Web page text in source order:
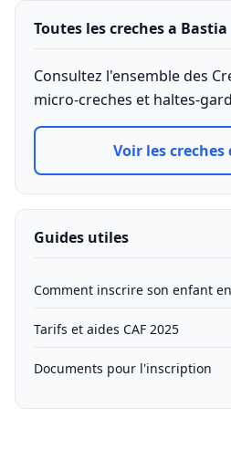
Toutes les creches a Bastia
Consultez l'ensemble des
micro-creches et haltes-
Voir les creches
Guides utiles
Comment inscrire son enfant
Tarifs et aides CAF 2025
Documents pour l'inscription